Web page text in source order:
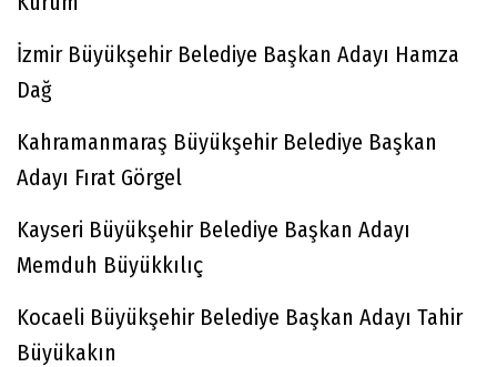
İzmir Büyükşehir Belediye Başkan Adayı Hamza
Dağ
Kahramanmaraş Büyükşehir Belediye Başkan
Adayı Fırat Görgel
Kayseri Büyükşehir Belediye Başkan Adayı
Memduh Büyükkılıç
Kocaeli Büyükşehir Belediye Başkan Adayı Tahir
Büyükakın